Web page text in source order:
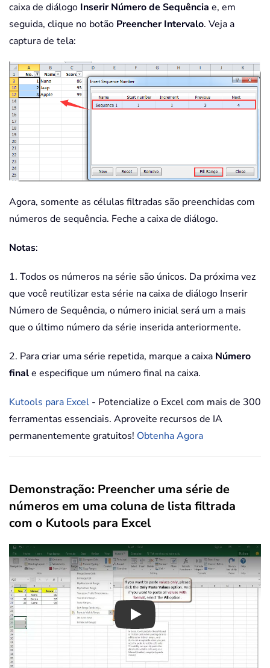
caixa de diálogo Inserir Número de Sequência e, em
seguida, clique no botão Preencher Intervalo. Veja a
captura de tela:
Agora, somente as células filtradas são preenchidas com
números de sequência. Feche a caixa de diálogo.
Notas:
1. Todos os números na série são únicos. Da próxima vez
que você reutilizar esta série na caixa de diálogo Inserir
Número de Sequência, o número inicial será um a mais
que o último número da série inserida anteriormente.
2. Para criar uma série repetida, marque a caixa Número
finale especifique um número final na caixa.
Kutools para Excel - Potencialize o Excel com mais de 300
ferramentas essenciais. Aproveite recursos de IA
permanentemente gratuitos! Obtenha Agora
Demonstração: Preencher uma série de
números em uma coluna de lista filtrada
com o Kutools para Excel
Play